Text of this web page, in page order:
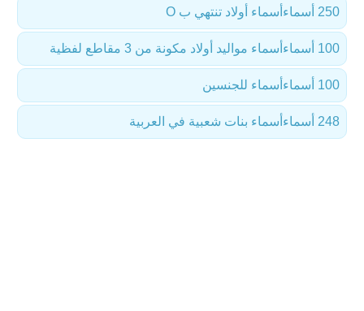
أسماء أولاد تنتهي ب O 250 أسماء
أسماء مواليد أولاد مكونة من 3 مقاطع لفظية 100 أسماء
أسماء للجنسين 100 أسماء
أسماء بنات شعبية في العربية 248 أسماء